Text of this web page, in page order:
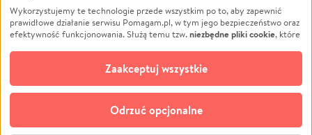
Pomoc Finansowa
Projekty
Pogrzeb
Społeczność lokalna
Kultura
Edukacja
Podróż
Impreza
Ochrona środowiska
Biznes
Wykorzystujemy te technologie przede wszystkim po to, aby zapewnić
prawidłowe działanie serwisu Pomagam.pl, w tym jego bezpieczeństwo oraz
efektywność funkcjonowania. Służą temu tzw.niezbędne pliki cookie, które
opcjonalnych plików cookie
technologii do celów analitycznych i retargetingowych. Możesz wyrazić
zgodę na ich stosowanie lub jej odmówić. W dowolnym momencie masz
możliwość zmiany swoich preferencji na stronie „Zarządzaj zgodami cookie”,
do której link znajdziesz w stopce serwisu Pomagam.pl. Opcjonalne pliki
cookie wykorzystywane są w następujących celach:
Odrzuć opcjonalne
Zaakceptuj wszystkie